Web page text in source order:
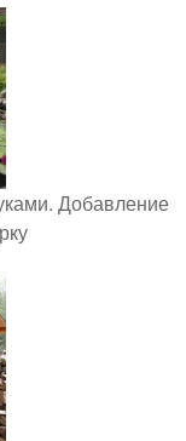
Добавление